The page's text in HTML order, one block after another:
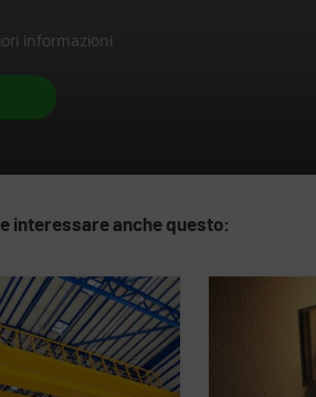
informazioni
interessare anche questo: